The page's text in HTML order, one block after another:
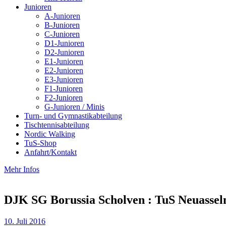
Junioren
A-Junioren
B-Junioren
C-Junioren
D1-Junioren
D2-Junioren
E1-Junioren
E2-Junioren
E3-Junioren
F1-Junioren
F2-Junioren
G-Junioren / Minis
Turn- und Gymnastikabteilung
Tischtennisabteilung
Nordic Walking
TuS-Shop
Anfahrt/Kontakt
Mehr Infos
DJK SG Borussia Scholven : TuS
10. Juli 2016